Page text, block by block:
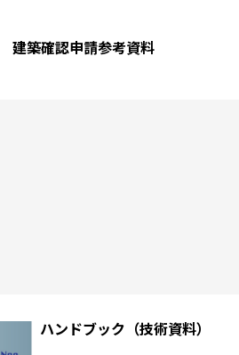
建築確認申請参考資料
ハンドブック（技術資料）